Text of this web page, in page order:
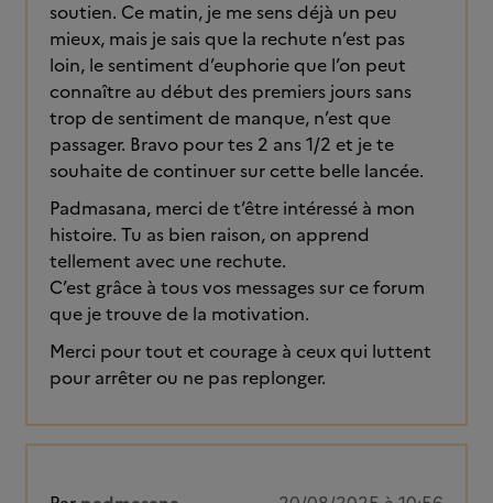
soutien. Ce matin, je me sens déjà un peu
mieux, mais je sais que la rechute n’est pas
loin, le sentiment d’euphorie que l’on peut
connaître au début des premiers jours sans
trop de sentiment de manque, n’est que
passager. Bravo pour tes 2 ans 1/2 et je te
souhaite de continuer sur cette belle lancée.
Padmasana, merci de t’être intéressé à mon
histoire. Tu as bien raison, on apprend
tellement avec une rechute.
C’est grâce à tous vos messages sur ce forum
que je trouve de la motivation.
Merci pour tout et courage à ceux qui luttent
pour arrêter ou ne pas replonger.